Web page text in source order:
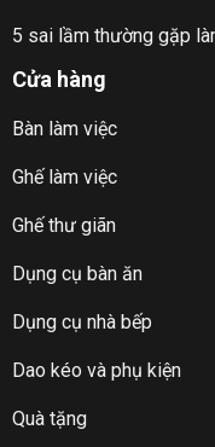
Các lưu ý
5 sai lầm thường gặp
Cửa hàng
Bàn làm việc
Ghế làm việc
Ghế thư giãn
Dụng cụ bàn ăn
Dụng cụ nhà bếp
Dao kéo và phụ kiện
Quà tặng